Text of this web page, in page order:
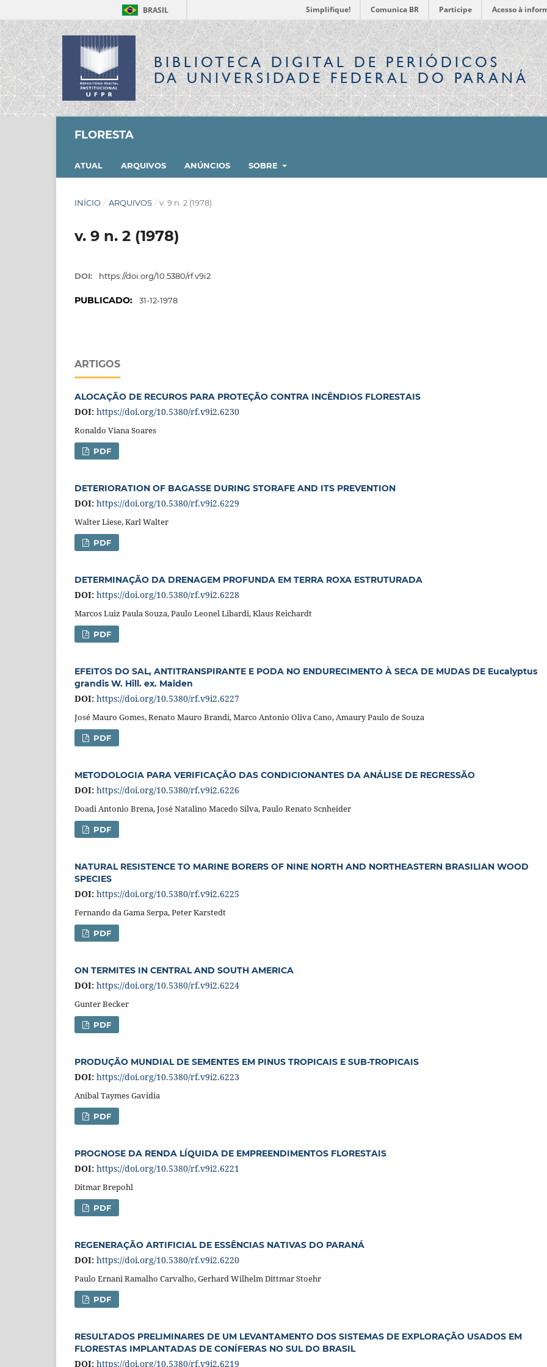
BRASIL Simplifique! Comunica BR Participe Acesso à
BIBLIOTECA DIGITALDE PERIÓDICOS
DA UNIVERSIDADE FEDERAL DO PARANÁ
FLORESTA
ATUAL ARQUIVOS ANÚNCIOS SOBRE
INÍCIO / ARQUIVOS / v. 9 n. 2 (1978)
v. 9 n. 2 (1978)
DOI: https://doi.org/10.5380/rf.v9i2
PUBLICADO: 31-12-1978
ARTIGOS
ALOCAÇÃO DE RECUROS PARA PROTEÇÃO CONTRA INCÊNDIOS FLORESTAIS
DOI: https://doi.org/10.5380/rf.v9i2.6230
Ronaldo Viana Soares
PDF
DETERIORATION OF BAGASSE DURING STORAFE AND ITS PREVENTION
DOI: https://doi.org/10.5380/rf.v9i2.6229
Walter Liese, Karl Walter
PDF
DETERMINAÇÃO DA DRENAGEM PROFUNDA EM TERRA ROXA ESTRUTURADA
DOI: https://doi.org/10.5380/rf.v9i2.6228
Marcos Luiz Paula Souza, Paulo Leonel Libardi, Klaus Reichardt
PDF
EFEITOS DO SAL, ANTITRANSPIRANTE E PODA NO ENDURECIMENTO À SECA DE MUDAS DE Eucalyptus
grandis W. Hill. ex. Maiden
DOI: https://doi.org/10.5380/rf.v9i2.6227
José Mauro Gomes, Renato Mauro Brandi, Marco Antonio Oliva Cano, Amaury Paulo de Souza
PDF
METODOLOGIA PARA VERIFICAÇÃO DAS CONDICIONANTES DA ANÁLISE DE REGRESSÃO
DOI: https://doi.org/10.5380/rf.v9i2.6226
Doadi Antonio Brena, José Natalino Macedo Silva, Paulo Renato Scnheider
PDF
NATURAL RESISTENCE TO MARINE BORERS OF NINE NORTH AND NORTHEASTERN BRASILIAN WOOD
SPECIES
DOI: https://doi.org/10.5380/rf.v9i2.6225
Fernando da Gama Serpa, Peter Karstedt
PDF
ON TERMITES IN CENTRAL AND SOUTH AMERICA
DOI: https://doi.org/10.5380/rf.v9i2.6224
Gunter Becker
PDF
PRODUÇÃO MUNDIAL DE SEMENTES EM PINUS TROPICAIS E SUB-TROPICAIS
DOI: https://doi.org/10.5380/rf.v9i2.6223
Anibal Taymes Gavidia
PDF
PROGNOSE DA RENDA LÍQUIDA DE EMPREENDIMENTOS FLORESTAIS
DOI: https://doi.org/10.5380/rf.v9i2.6221
Ditmar Brepohl
PDF
REGENERAÇÃO ARTIFICIAL DE ESSÊNCIAS NATIVAS DO PARANÁ
DOI: https://doi.org/10.5380/rf.v9i2.6220
Paulo Ernani Ramalho Carvalho, Gerhard Wilhelm Dittmar Stoehr
PDF
RESULTADOS PRELIMINARES DE UM LEVANTAMENTO DOS SISTEMAS DE EXPLORAÇÃO USADOS EM
FLORESTAS IMPLANTADAS DE CONÍFERAS NO SUL DO BRASIL
DOI: https://doi.org/10.5380/rf.v9i2.6219